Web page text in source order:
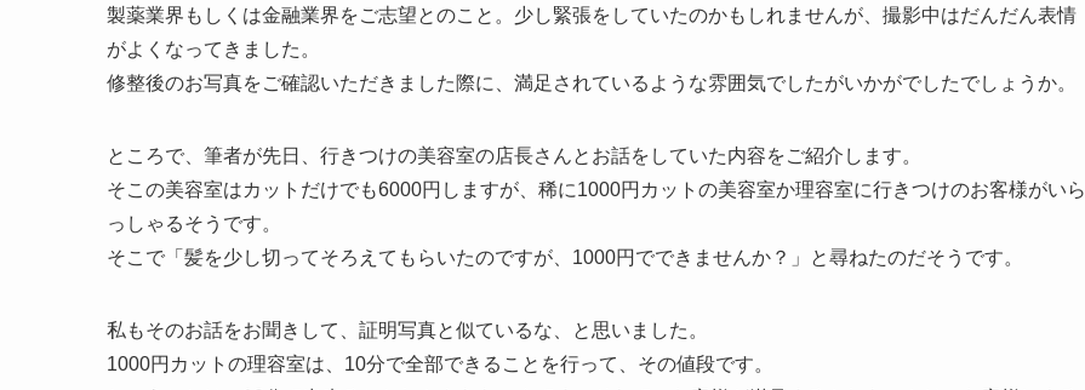
製薬業界もしくは金融業界をご志望とのこと。少し緊張をしていたのかもしれませんが、撮影中はだんだん表情
がよくなってきました。
修整後のお写真をご確認いただきました際に、満足されているような雰囲気でしたがいかがでしたでしょうか。
ところで、筆者が先日、行きつけの美容室の店長さんとお話をしていた内容をご紹介します。
そこの美容室はカットだけでも6000円しますが、稀に1000円カットの美容室か理容室に行きつけのお客様がいら
っしゃるそうです。
そこで「髪を少し切ってそろえてもらいたのですが、1000円でできませんか？」と尋ねたのだそうです。
私もそのお話をお聞きして、証明写真と似ているな、と思いました。
1000円カットの理容室は、10分で全部できることを行って、その値段です。